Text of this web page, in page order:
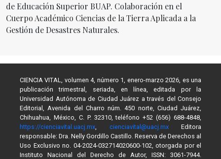
de Educación Superior BUAP. Colaboración en el
Cuerpo Académico Ciencias de la Tierra Aplicada a la
Gestión de Desastres Naturales.
CIENCIA VITAL, volumen 4, número 1, enero-marzo 2026, es una
publicación trimestral, seriada, en línea, editada por la
Universidad Autónoma de Ciudad Juárez a través del Consejo
Editorial, Avenida del Charro núm. 450 norte, Ciudad Juárez,
Chihuahua, México, C. P. 32310, teléfono +52 (656) 688-4848,
https://cienciavital.uacj.mx
cienciavital@uacj.mxEditora
responsable: Dra. Nelly Gordillo Castillo. Reserva de Derechos al
Uso Exclusivo no. 04-2024-032714020600-102, otorgada por el
Instituto Nacional del Derecho de Autor, ISSN: 3061-7944.